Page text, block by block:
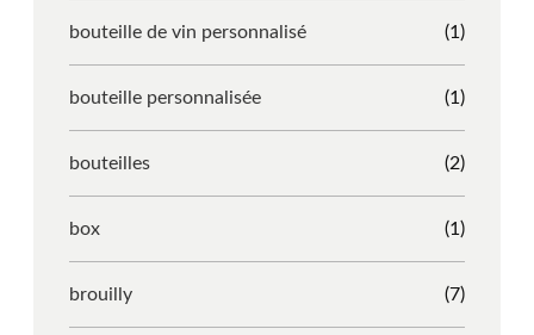
bouteille de vin personnalisé (1)
bouteille personnalisée (1)
bouteilles (2)
box (1)
brouilly (7)